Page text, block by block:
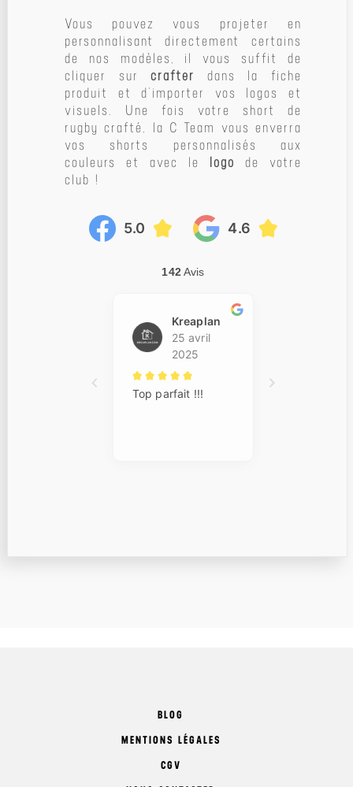
Vous pouvez vous projeter en
personnalisant directement certains
de nos modèles, il vous suffit de
cliquer surcrafter dans la fiche
produit et d’importer vos logos et
visuels. Une fois votre short de
rugby crafté, la C Team vous enverra
vos shorts personnalisés aux
couleurs et avec le logo de votre
club !
BLOG
MENTIONS LÉGALES
CGV